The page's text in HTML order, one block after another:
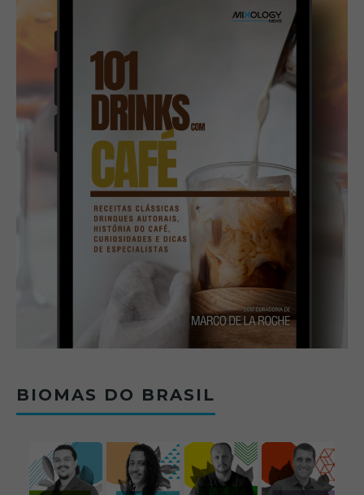
BIOMAS DO BRASIL